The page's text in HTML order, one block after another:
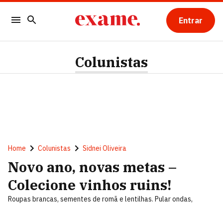
Entrar
Colunistas
Home Colunistas Sidnei Oliveira
Novo ano, novas metas –
Colecione vinhos ruins!
Roupas brancas, sementes de romã e lentilhas. Pular ondas,